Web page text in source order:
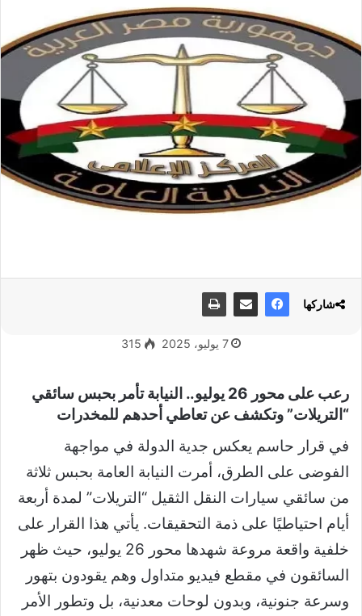
7 يوليو، 2025 315
رعب على محور 26 يوليو.. النيابة تأمر بحبس سائقي
“التريلات” وتكشف عن تعاطي أحدهم للمخدرات
في قرار حاسم يعكس جدية الدولة في مواجهة
الفوضى على الطرق، أمرت النيابة العامة بحبس ثلاثة
من سائقي سيارات النقل الثقيل “التريلات” لمدة أربعة
أيام احتياطيًا على ذمة التحقيقات. يأتي هذا القرار على
خلفية واقعة مروعة شهدها محور 26 يوليو، حيث ظهر
السائقون في مقطع فيديو متداول وهم يقودون بتهور
وسرعة جنونية، وبدون لوحات معدنية، بل وتطور الأمر
شاركها